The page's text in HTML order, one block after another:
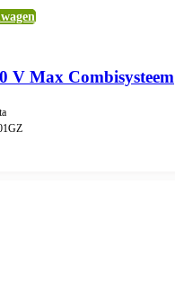
V Max Combisysteem